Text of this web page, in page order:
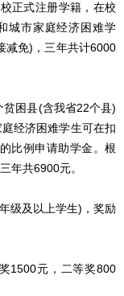
正式注册学籍，在校
城市家庭经济困难学
减免)，三年共计6000
困县(含我省22个县)
经济困难学生可在扣
比例申请助学金。根
年共6900元。
级及以上学生)，奖励
1500元，二等奖800